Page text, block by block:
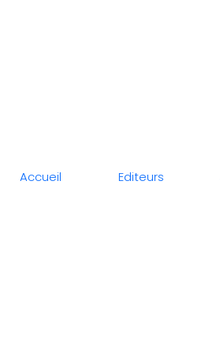
Accueil Editeurs